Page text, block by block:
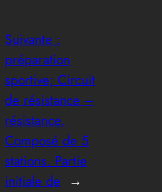
Suivante :
préparation
sportive; Circuit
de résistance –
résistance.
Composé de 5
stations. Partie
initiale de →